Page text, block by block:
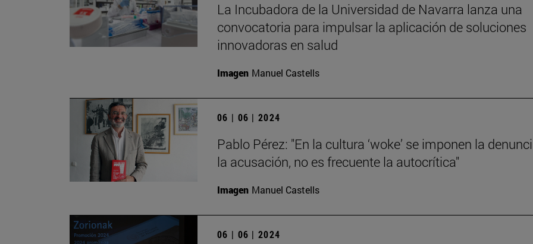
La Incubadora de la Universidad de Navarra lanza una
convocatoria para impulsar la aplicación de soluciones
innovadoras en salud
Imagen Manuel Castells
06 | 06 | 2024
Pablo Pérez: "En la cultura ‘woke’ se imponen la
la acusación, no es frecuente la autocrítica"
Imagen Manuel Castells
06 | 06 | 2024